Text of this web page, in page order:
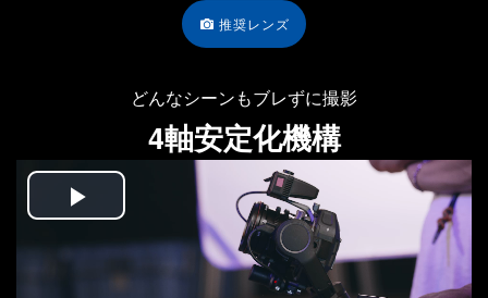
推奨レンズ
どんなシーンもブレずに撮影
4軸安定化機構
Play
Video